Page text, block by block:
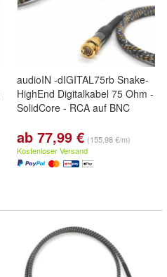
audioIN -dIGITAL75rb Snake-
HighEnd Digitalkabel 75 Ohm -
SolidCore - RCA auf BNC
ab 77,99 € (155,98 €/m)
Kostenloser Versand